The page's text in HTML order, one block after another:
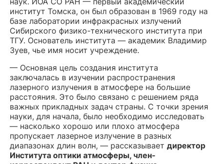
институт Томска, он был образован в 1969 году на
базе лаборатории инфракрасных излучений
Сибирского физико-технического института при
ТГУ. Основатель института — академик Владимир
Зуев, чье имя носит учреждение.
— Основная цель создания института
заключалась в изучении распространения
лазерного излучения в атмосфере на большие
расстояния. Это было связано с решением ряда
важных прикладных задач страны. С точки зрения
науки, для начала, было необходимо исследовать
— насколько хорошо или плохо атмосфера
пропускает лазерное излучение в разных
диапазонах длин волн, — рассказывает директор
Института оптики атмосферы, член-